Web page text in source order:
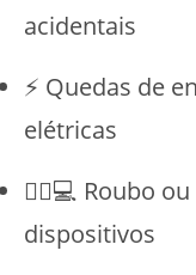
acidentais
⚡ Quedas de
elétricas
🏃‍♂️💻 Roubo
dispositivos